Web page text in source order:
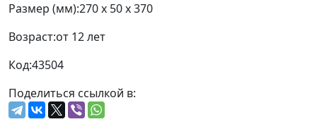
Размер (мм):270 x 50 x 370
Возраст:от 12 лет
Код:43504
Поделиться ссылкой в: